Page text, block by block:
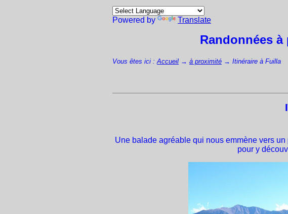
Powered by Translate
Randonnées à
Vous êtes ici : Accueil → à proximité → Itinéraire à Fuilla
Une balade agréable qui nous emmène vers
pour y